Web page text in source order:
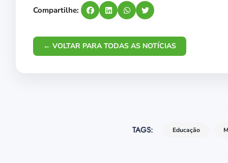
Compartilhe:
← VOLTAR PARA TODAS AS NOTÍCIAS
TAGS: Educação